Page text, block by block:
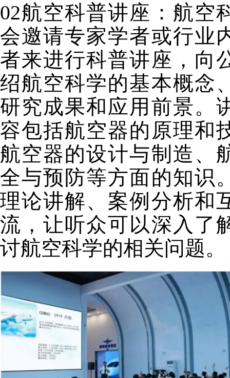
02航空科普讲座： 航空
会邀请专家学者或行业
者来进行科普讲座，向
绍航空科学的基本概念
研究成果和应用前景。
容包括航空器的原理和
航空器的设计与制造、
全与预防等方面的知识
理论讲解、案例分析和
流，让听众可以深入了
讨航空科学的相关问题。